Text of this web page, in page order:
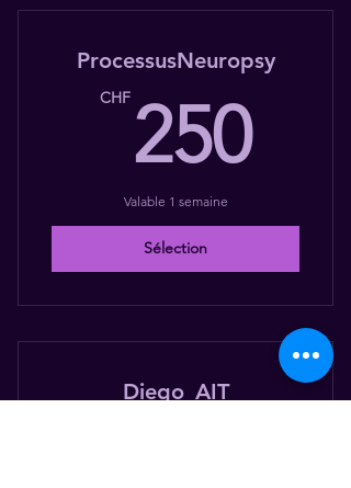
ProcessusNeuropsy
CHF 250
Valable 1 semaine
Sélection
Diego_AIT